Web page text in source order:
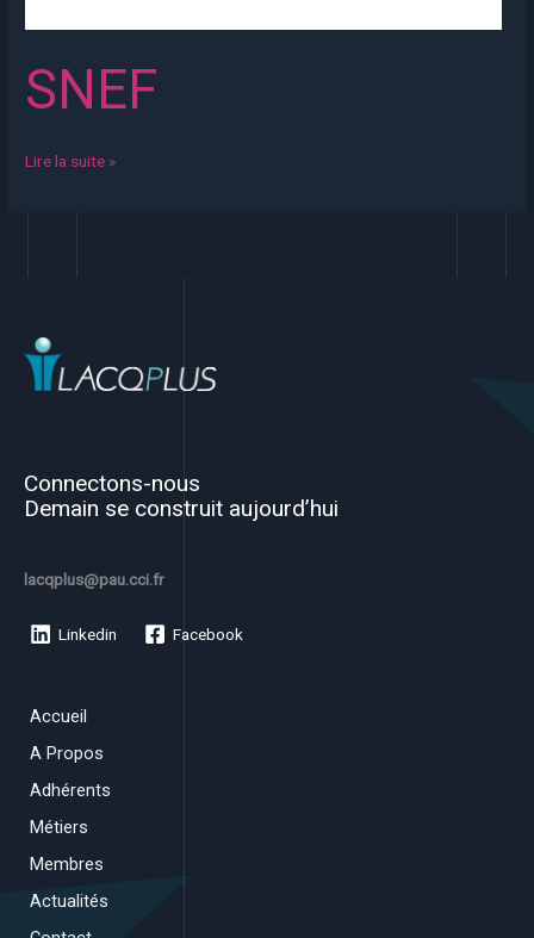
SNEF
Lire la suite »
Connectons-nous
Demain se construit aujourd’hui
lacqplus@pau.cci.fr
Linkedin Facebook
Accueil
A Propos
Adhérents
Métiers
Membres
Actualités